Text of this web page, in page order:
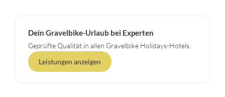
Dein Gravelbike-Urlaub bei Experten
Geprüfte Qualität in allen Gravelbike Holidays-Hotels.
Leistungen anzeigen